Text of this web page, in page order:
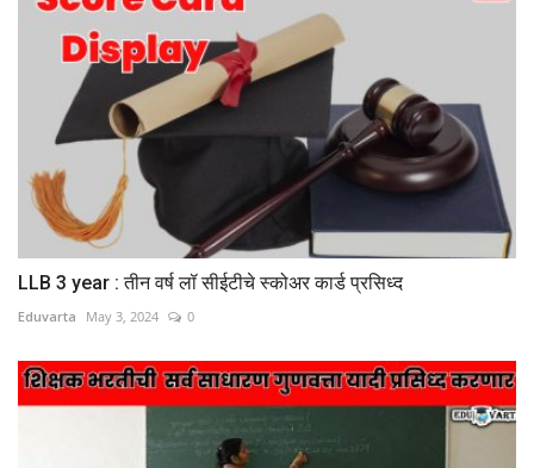
LLB 3 year : तीन वर्ष लॉ सीईटीचे स्कोअर कार्ड प्रसिध्द
Eduvarta May 3, 2024 0